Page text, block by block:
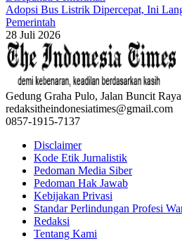
Adopsi Bus Listrik Dipercepat, Ini
Pemerintah
28 Juli 2026
Gedung Graha Pulo, Jalan Buncit
redaksitheindonesiatimes@gmail.com
0857-1915-7137
Disclaimer
Kode Etik Jurnalistik
Pedoman Media Siber
Pedoman Hak Jawab
Kebijakan Privasi
Standar Perlindungan Profesi
Redaksi
Tentang Kami